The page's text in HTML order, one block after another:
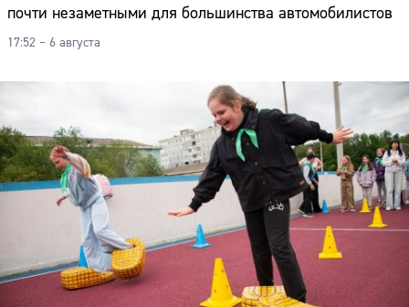
почти незаметными для большинства автомобилистов
17:52 – 6 августа